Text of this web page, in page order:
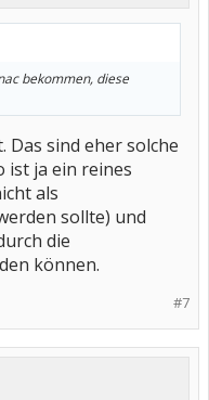
bekommen, diese
Das sind eher solche
ist ja ein reines
als
sollte) und
die
können.
#7